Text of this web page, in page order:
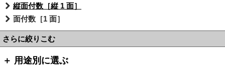
縦面付数［縦 1 面］
面付数［1 面］
さらに絞りこむ
＋ 用途別に選ぶ